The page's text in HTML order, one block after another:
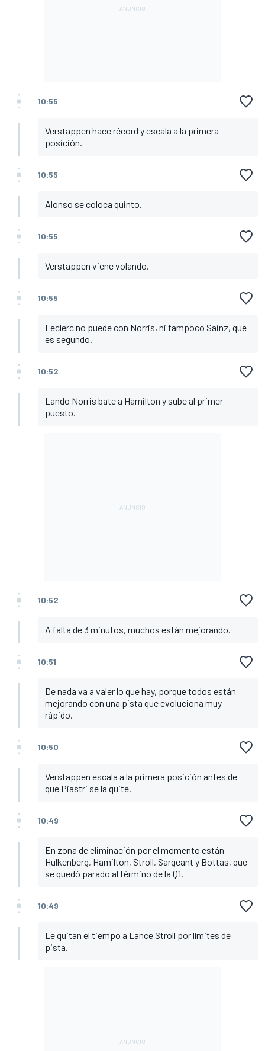
10:55
Verstappen hace récord y escala a la primera
posición.
10:55
Alonso se coloca quinto.
10:55
Verstappen viene volando.
10:55
Leclerc no puede con Norris, ni tampoco Sainz, que
es segundo.
10:52
Lando Norris bate a Hamilton y sube al primer
puesto.
10:52
A falta de 3 minutos, muchos están mejorando.
10:51
De nada va a valer lo que hay, porque todos están
mejorando con una pista que evoluciona muy
rápido.
10:50
Verstappen escala a la primera posición antes de
que Piastri se la quite.
10:49
En zona de eliminación por el momento están
Hulkenberg, Hamilton, Stroll, Sargeant y Bottas, que
se quedó parado al término de la Q1.
10:49
Le quitan el tiempo a Lance Stroll por límites de
pista.